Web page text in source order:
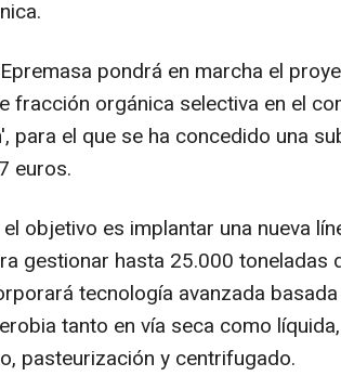
pondrá en marcha el
fracción orgánica selectiva en el
para el que se ha concedido una
euros.
objetivo es implantar una nueva
gestionar hasta 25.000 toneladas
tecnología avanzada
tanto en vía seca como
pasteurización y centrifugado.